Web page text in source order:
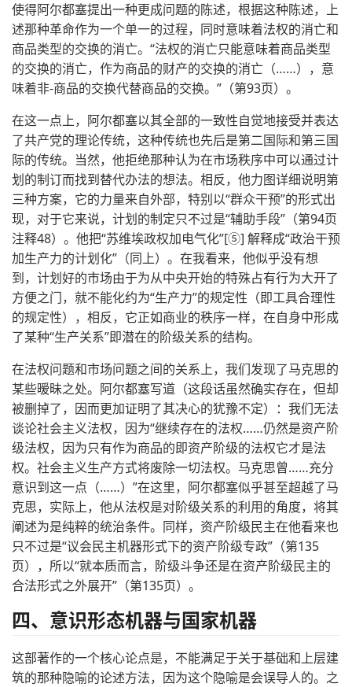
使得阿尔都塞提出一种更成问题的陈述，根据这种陈述，上
述那种革命作为一个单一的过程，同时意味着法权的消亡和
商品类型的交换的消亡。“法权的消亡只能意味着商品类型
的交换的消亡，作为商品的财产的交换的消亡（……），意
味着非-商品的交换代替商品的交换。”（第93页）。
在这一点上，阿尔都塞以其全部的一致性自觉地接受并表达
了共产党的理论传统，这种传统也先后是第二国际和第三国
际的传统。当然，他拒绝那种认为在市场秩序中可以通过计
划的制订而找到替代办法的想法。相反，他力图详细说明第
三种方案，它的力量来自外部，特别以“群众干预”的形式出
现，对于它来说，计划的制定只不过是“辅助手段”（第94页
注释48）。他把“苏维埃政权加电气化”[⑤] 解释成“政治干预
加生产力的计划化”（同上）。在我看来，他似乎没有想
到，计划好的市场由于为从中央开始的特殊占有行为大开了
方便之门，就不能化约为“生产力”的规定性（即工具合理性
的规定性），相反，它正如商业的秩序一样，在自身中形成
了某种“生产关系”即潜在的阶级关系的结构。
在法权问题和市场问题之间的关系上，我们发现了马克思的
某些暧昧之处。阿尔都塞写道（这段话虽然确实存在，但却
被删掉了，因而更加证明了其决心的犹豫不定）：我们无法
谈论社会主义法权，因为“继续存在的法权……仍然是资产阶
级法权，因为只有作为商品的即资产阶级的法权它才是法
权。社会主义生产方式将废除一切法权。马克思曾……充分
意识到这一点（……）”在这里，阿尔都塞似乎甚至超越了马
克思，实际上，他从法权是对阶级关系的利用的角度，将其
阐述为是纯粹的统治条件。同样，资产阶级民主在他看来也
只不过是“议会民主机器形式下的资产阶级专政”（第135
页），所以“就本质而言，阶级斗争还是在资产阶级民主的
合法形式之外展开”（第135页）。
四、意识形态机器与国家机器
这部著作的一个核心论点是，不能满足于关于基础和上层建
筑的那种隐喻的论述方法，因为这个隐喻是会误导人的。之